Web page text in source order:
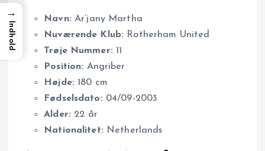
Navn: Ar’jany Martha
Nuværende Klub: Rotherham United
Trøje Nummer: 11
Position: Angriber
Højde: 180 cm
Fødselsdato: 04/09-2003
Alder: 22 år
Nationalitet: Netherlands
→
Indhold